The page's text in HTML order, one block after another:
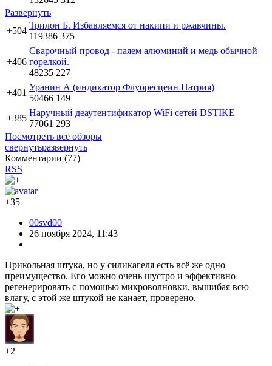
Развернуть
+504
Трилон Б. Избавляемся от накипи и ржавчины.
119386 375
+406
Сварочный провод - паяем алюминий и медь обычной
горелкой.
48235 227
+401
Уранин А (индикатор Флуоресцеин Натрия)
50466 149
+385
Наручный деаутентификатор WiFi сетей DSTIKE
77061 293
Посмотреть все обзоры
свернутьразвернуть
Комментарии (77)
RSS
+35
00svd00
26 ноября 2024, 11:43
Прикольная штука, но у силикагеля есть всё же одно
преимущество. Его можно очень шустро и эффективно
регенерировать с помощью микроволновки, вышибая всю
влагу, с этой же штукой не канает, проверено.
+2